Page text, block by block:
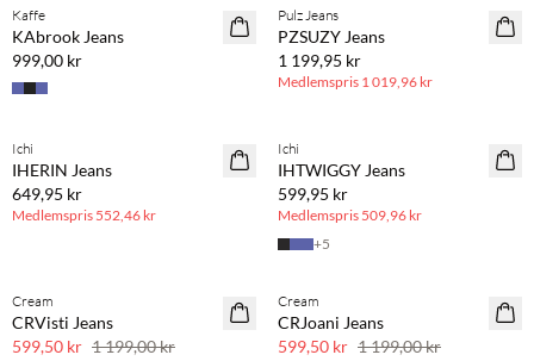
Kaffe
KAbrook Jeans
999,00 kr
Pulz Jeans
PZSUZY Jeans
1 199,95 kr
Medlemspris 1 019,96 kr
Ichi
IHERIN Jeans
649,95 kr
Medlemspris 552,46 kr
Ichi
IHTWIGGY Jeans
599,95 kr
Medlemspris 509,96 kr
+5
SAVE20
Cream
CRVisti Jeans
599,50 kr 1 199,00 kr
SAVE20
Cream
CRJoani Jeans
599,50 kr 1 199,00 kr